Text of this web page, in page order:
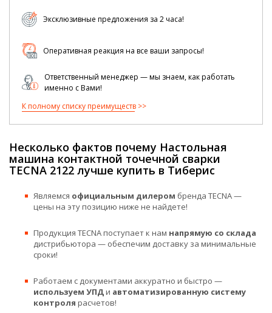
Эксклюзивные предложения за 2 часа!
Оперативная реакция на все ваши запросы!
Ответственный менеджер — мы знаем, как работать
именно с Вами!
К полному списку преимуществ
Несколько фактов почему Настольная
машина контактной точечной сварки
TECNA 2122 лучше купить в Тиберис
Являемся официальным дилером бренда TECNA —
цены на эту позицию ниже не найдете!
Продукция TECNA поступает к нам напрямую со склада
дистрибьютора — обеспечим доставку за минимальные
сроки!
Работаем с документами аккуратно и быстро —
используем УПДи автоматизированную систему
контроля расчетов!